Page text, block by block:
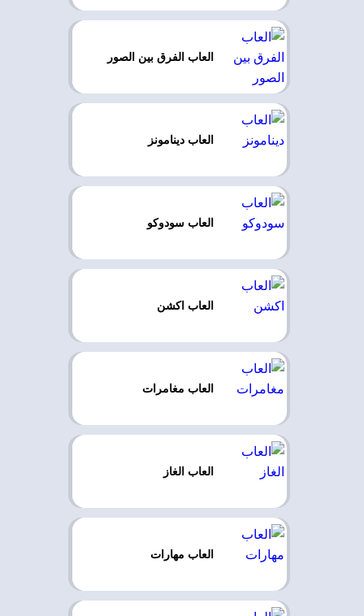
العاب الفرق بين الصور
العاب دينامونز
العاب سودوكو
العاب اكشن
العاب مغامرات
العاب الغاز
العاب مهارات